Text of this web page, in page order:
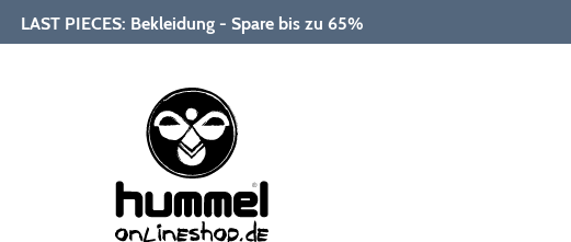
LAST PIECES: Bekleidung - Spare bis zu 65%